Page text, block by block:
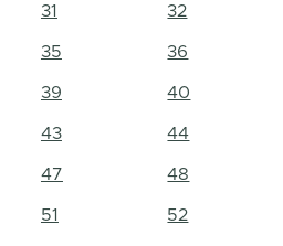
31 32
35 36
39 40
43 44
47 48
51 52